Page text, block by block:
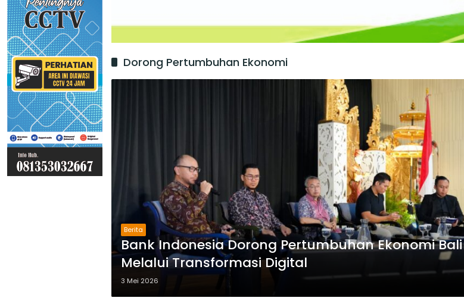
Dorong Pertumbuhan Ekonomi
Berita
Bank Indonesia Dorong Pertumbuhan Ekonomi Bali
Melalui Transformasi Digital
3 Mei 2026